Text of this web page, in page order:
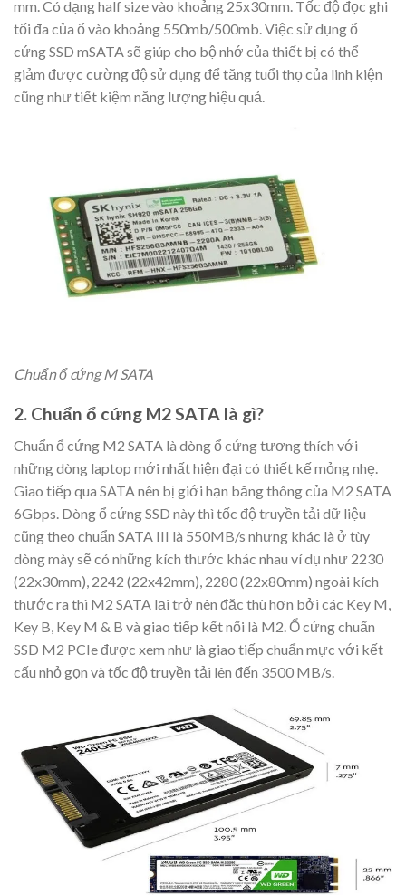
mm. Có dạng half size vào khoảng 25x30mm. Tốc độ đọc ghi
tối đa của ổ vào khoảng 550mb/500mb. Việc sử dụng ổ
cứng SSD mSATA sẽ giúp cho bộ nhớ của thiết bị có thể
giảm được cường độ sử dụng để tăng tuổi thọ của linh kiện
cũng như tiết kiệm năng lượng hiệu quả.
Chuẩn ổ cứng M SATA
2. Chuẩn ổ cứng M2 SATA là gì?
Chuẩn ổ cứng M2 SATA là dòng ổ cứng tương thích với
những dòng laptop mới nhất hiện đại có thiết kế mỏng nhẹ.
Giao tiếp qua SATA nên bị giới hạn băng thông của M2 SATA
6Gbps. Dòng ổ cứng SSD này thì tốc độ truyền tải dữ liệu
cũng theo chuẩn SATA III là 550MB/s nhưng khác là ở tùy
dòng mày sẽ có những kích thước khác nhau ví dụ như 2230
(22x30mm), 2242 (22x42mm), 2280 (22x80mm) ngoài kích
thước ra thì M2 SATA lại trở nên đặc thù hơn bởi các Key M,
Key B, Key M & B và giao tiếp kết nối là M2. Ổ cứng chuẩn
SSD M2 PCIe được xem như là giao tiếp chuẩn mực với kết
cấu nhỏ gọn và tốc độ truyền tải lên đến 3500 MB/s.